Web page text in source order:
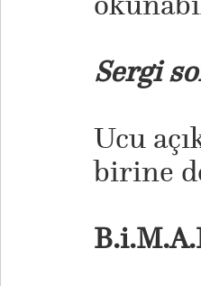
Sergi
Ucu
birine